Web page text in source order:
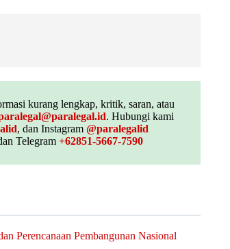
kurang lengkap, kritik, saran, atau
. Hubungi kami
, dan Instagram @paralegalid
Telegram +62851-5667-7590
Perencanaan Pembangunan Nasional